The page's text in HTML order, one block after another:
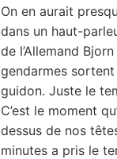
On en aurait
dans un haut-
de l’Allemand
gendarmes
guidon. Juste le
C’est le moment
dessus de nos
minutes a pris le